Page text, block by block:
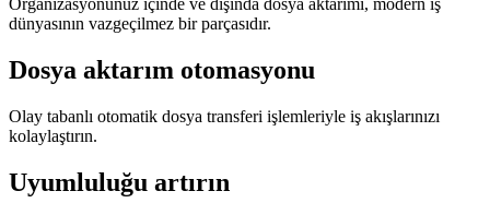
Organizasyonunuz içinde ve dışında dosya aktarımı, modern iş
dünyasının vazgeçilmez bir parçasıdır.
Dosya aktarım otomasyonu
Olay tabanlı otomatik dosya transferi işlemleriyle iş akışlarınızı
kolaylaştırın.
Uyumluluğu artırın